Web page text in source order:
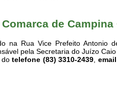
de
na Rua Vice Prefeito Antonio
pela Secretaria do Juízo
dotelefone (83) 3310-2439